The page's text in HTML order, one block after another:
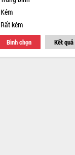
Kém
Rất kém
Bình chọn Kết quả